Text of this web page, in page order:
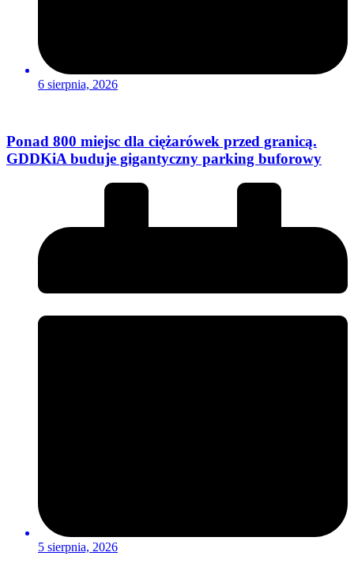
6 sierpnia, 2026
Ponad 800 miejsc dla ciężarówek przed granicą.
GDDKiA buduje gigantyczny parking buforowy
5 sierpnia, 2026